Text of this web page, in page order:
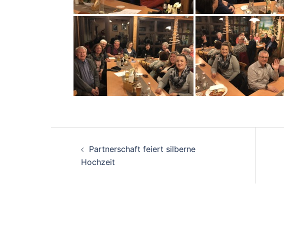
Beitragsnavigation
Partnerschaft feiert silberne
Hochzeit